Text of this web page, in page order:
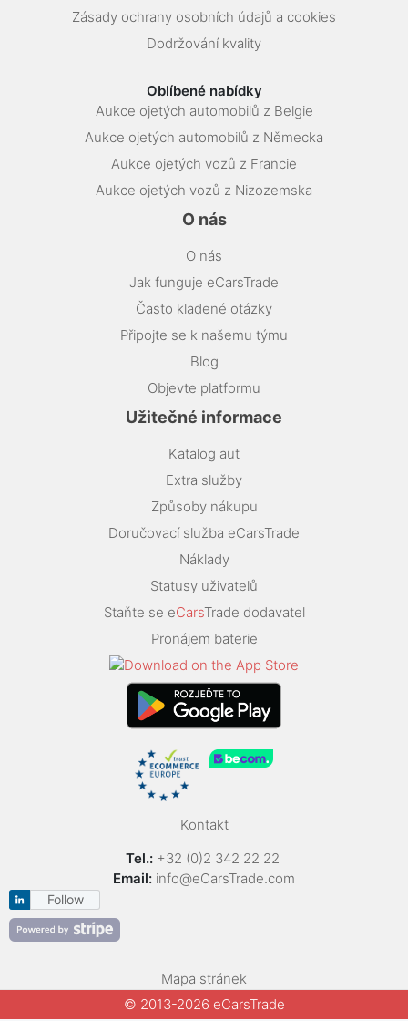
Zásady ochrany osobních údajů a cookies
Dodržování kvality
Oblíbené nabídky
Aukce ojetých automobilů z Belgie
Aukce ojetých automobilů z Německa
Aukce ojetých vozů z Francie
Aukce ojetých vozů z Nizozemska
O nás
O nás
Jak funguje eCarsTrade
Často kladené otázky
Připojte se k našemu týmu
Blog
Objevte platformu
Užitečné informace
Katalog aut
Extra služby
Způsoby nákupu
Doručovací služba eCarsTrade
Náklady
Statusy uživatelů
Staňte se eCarsTrade dodavatel
Pronájem baterie
Kontakt
Tel.: +32 (0)2 342 22 22
Email: info@eCarsTrade.com
Follow
Mapa stránek
© 2013-2026 eCarsTrade